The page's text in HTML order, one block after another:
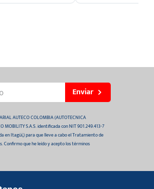
Enviar
AUTECO COLOMBIA (AUTOTECNICA
MOBILITY S.A.S. identificada con NIT 901.249.413-7
en Itagüí,) para que lleve a cabo el Tratamiento de
Confirmo que he leído y acepto los términos